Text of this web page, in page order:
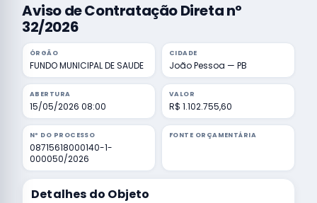
Aviso de Contratação Direta nº
32/2026
ÓRGÃO
FUNDO MUNICIPAL DE SAUDE
CIDADE
João Pessoa — PB
ABERTURA
15/05/2026 08:00
VALOR
R$ 1.102.755,60
Nº DO PROCESSO
08715618000140-1-
000050/2026
FONTE ORÇAMENTÁRIA
Detalhes do Objeto